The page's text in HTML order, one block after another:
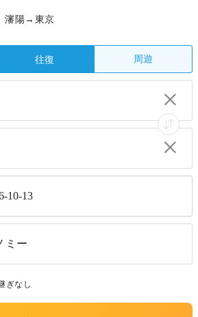
瀋陽→東京
往復 周遊
10-13
ミー
ぎなし